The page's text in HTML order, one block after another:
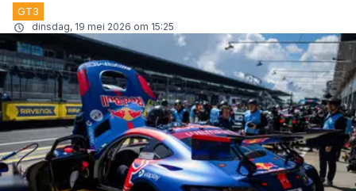
GT3
dinsdag, 19 mei 2026 om 15:25